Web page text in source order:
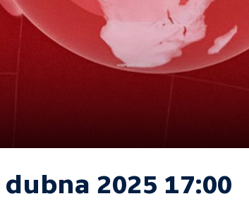
dubna 2025 17:00